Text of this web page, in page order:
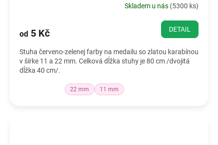
Skladem u nás (5300 ks)
od 5 Kč DETAIL
Stuha červeno-zelenej farby na medailu so zlatou karabínou
v šírke 11 a 22 mm. Celková dĺžka stuhy je 80 cm /dvojitá
dĺžka 40 cm/.
22 mm 11 mm